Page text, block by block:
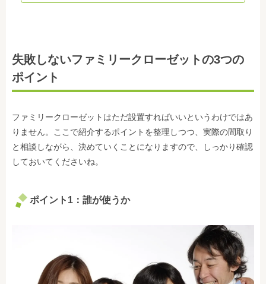
失敗しないファミリークローゼットの3つの
ポイント
ファミリークローゼットはただ設置すればいいというわけではあ
りません。ここで紹介するポイントを整理しつつ、実際の間取り
と相談しながら、決めていくことになりますので、しっかり確認
しておいてくださいね。
ポイント1：誰が使うか